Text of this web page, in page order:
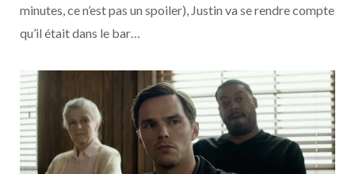
minutes, ce n’est pas un spoiler), Justin va se rendre compte
qu’il était dans le bar…